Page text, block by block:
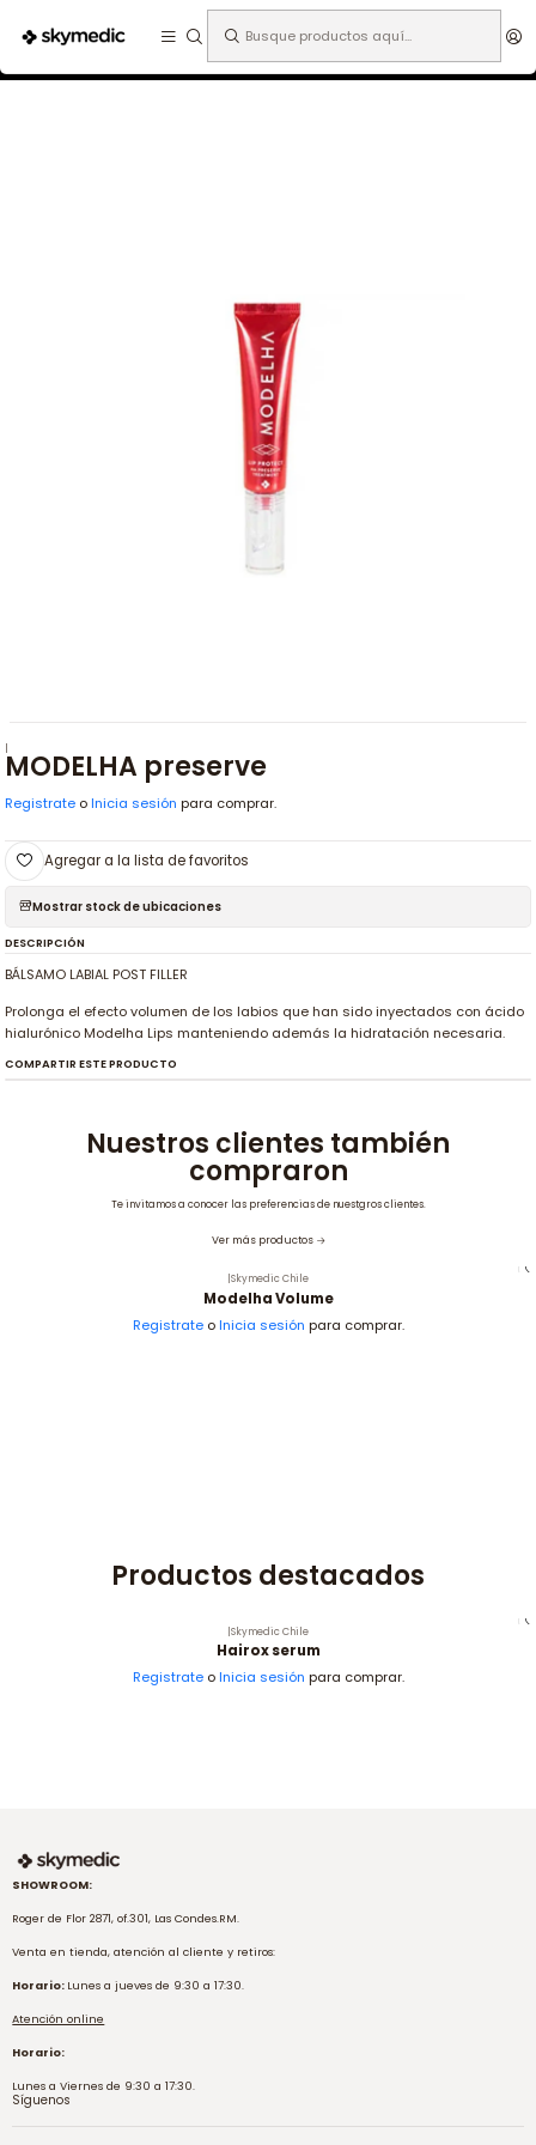
Dermatología Ácido Hialurónico MODELHA preserve
|
MODELHA preserve
Registrate o Inicia sesión para comprar.
Agregar a la lista de favoritos
Mostrar stock de ubicaciones
DESCRIPCIÓN
BÁLSAMO LABIAL POST FILLER
Prolonga el efecto volumen de los labios que han sido inyectados con ácido
hialurónico Modelha Lips manteniendo además la hidratación necesaria.
COMPARTIR ESTE PRODUCTO
Nuestros clientes también
compraron
Te invitamos a conocer las preferencias de nuestgros clientes.
Ver más productos
Skymedic Chile
Modelha Volume
Registrateo Inicia sesión para comprar.
Productos destacados
|Skymedic Chile
Hairox serum
Registrateo Inicia sesión para comprar.
SHOWROOM:
Roger de Flor 2871, of.301, Las Condes.RM.
Venta en tienda, atención al cliente y retiros:
Horario: Lunes a jueves de 9:30 a 17:30.
Atención online
Horario:
Lunes a Viernes de 9:30 a 17:30.
Síguenos